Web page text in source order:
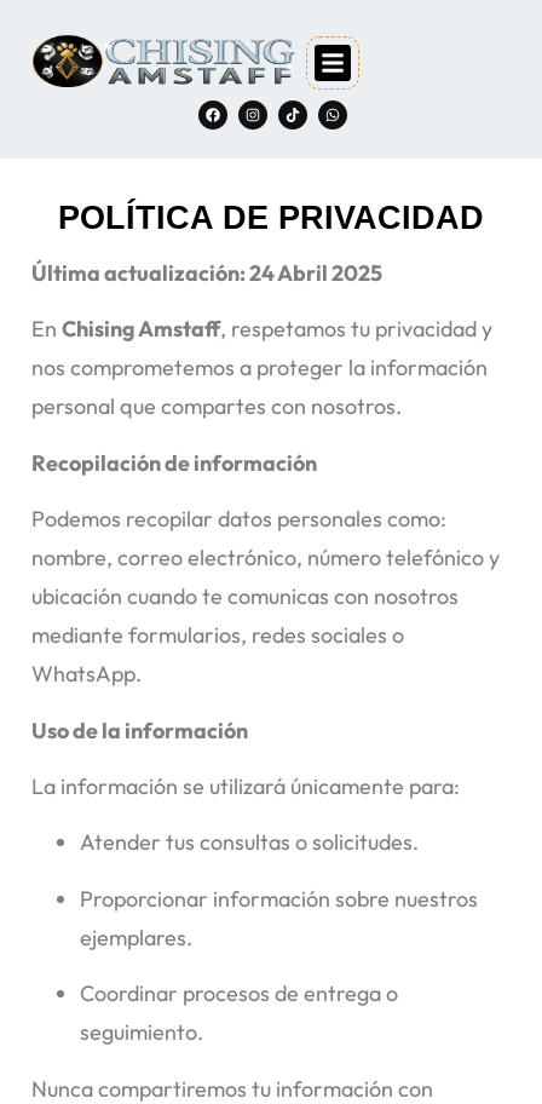
POLÍTICA DE PRIVACIDAD
Última actualización: 24 Abril 2025
En Chising Amstaff, respetamos tu privacidad y
nos comprometemos a proteger la información
personal que compartes con nosotros.
Recopilación de información
Podemos recopilar datos personales como:
nombre, correo electrónico, número telefónico y
ubicación cuando te comunicas con nosotros
mediante formularios, redes sociales o
WhatsApp.
Uso de la información
La información se utilizará únicamente para:
Atender tus consultas o solicitudes.
Proporcionar información sobre nuestros
ejemplares.
Coordinar procesos de entrega o
seguimiento.
Nunca compartiremos tu información con